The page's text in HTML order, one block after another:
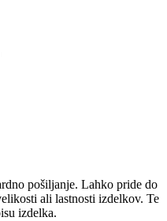
pošiljanje. Lahko pride do
ali lastnosti izdelkov. Te
izdelka.